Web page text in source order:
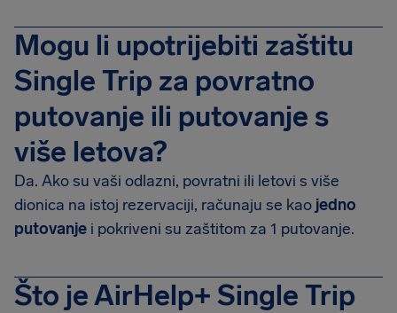
Mogu li upotrijebiti zaštitu
Single Trip za povratno
putovanje ili putovanje s
više letova?
Da. Ako su vaši odlazni, povratni ili letovi s više
dionica na istoj rezervaciji, računaju se kao jedno
putovanje i pokriveni su zaštitom za 1 putovanje.
Što je AirHelp+ Single Trip